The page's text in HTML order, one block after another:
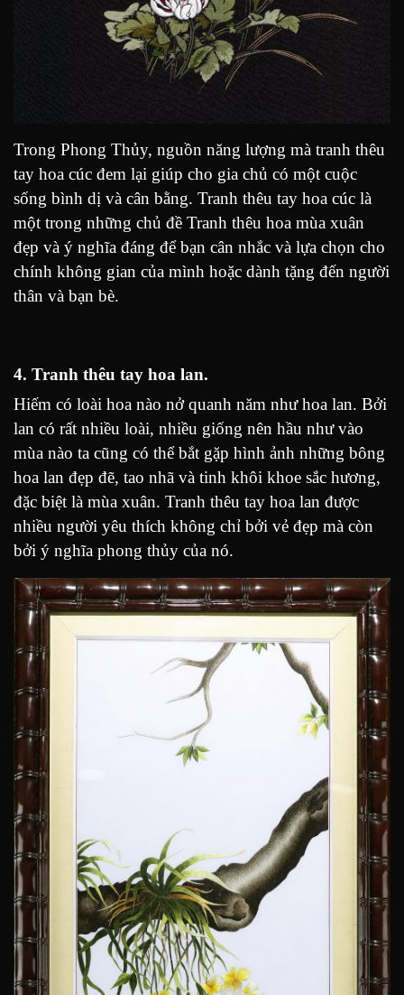
Trong Phong Thủy, nguồn năng lượng mà tranh thêu
tay hoa cúc đem lại giúp cho gia chủ có một cuộc
sống bình dị và cân bằng. Tranh thêu tay hoa cúc là
một trong những chủ đề Tranh thêu hoa mùa xuân
đẹp và ý nghĩa đáng để bạn cân nhắc và lựa chọn cho
chính không gian của mình hoặc dành tặng đến người
thân và bạn bè.
4. Tranh thêu tay hoa lan.
Hiếm có loài hoa nào nở quanh năm như hoa lan. Bởi
lan có rất nhiều loài, nhiều giống nên hầu như vào
mùa nào ta cũng có thể bắt gặp hình ảnh những bông
hoa lan đẹp đẽ, tao nhã và tinh khôi khoe sắc hương,
đặc biệt là mùa xuân. Tranh thêu tay hoa lan được
nhiều người yêu thích không chỉ bởi vẻ đẹp mà còn
bởi ý nghĩa phong thủy của nó.